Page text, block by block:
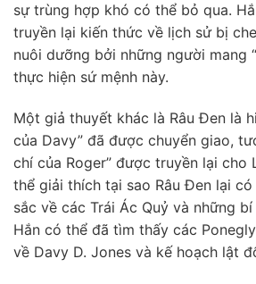
sự trùng hợp khó có thể bỏ qua.
truyền lại kiến thức về lịch sử bị
nuôi dưỡng bởi những người mang
thực hiện sứ mệnh này.
Một giả thuyết khác là Râu Đen là
của Davy” đã được chuyển giao,
chí của Roger” được truyền lại cho
thể giải thích tại sao Râu Đen lại
sắc về các Trái Ác Quỷ và những
Hắn có thể đã tìm thấy các
về Davy D. Jones và kế hoạch lật